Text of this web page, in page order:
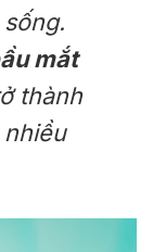
mắt
thành